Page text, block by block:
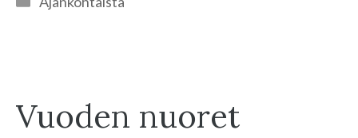
Vuoden nuoret